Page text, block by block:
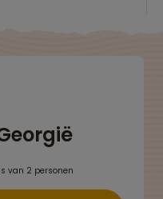
van 2 personen